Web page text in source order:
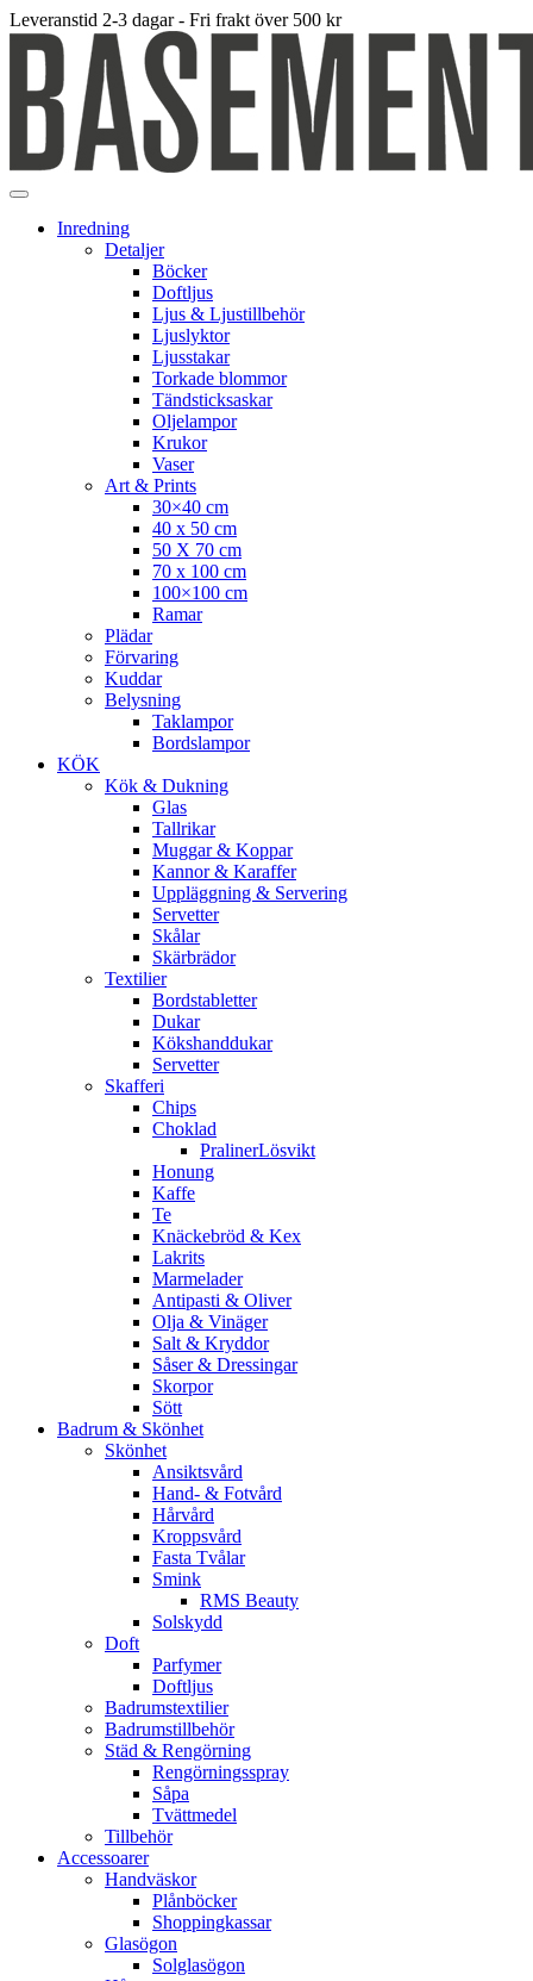
Leveranstid 2-3 dagar - Fri frakt över 500 kr
Inredning
Detaljer
Böcker
Doftljus
Ljus & Ljustillbehör
Ljuslyktor
Ljusstakar
Torkade blommor
Tändsticksaskar
Oljelampor
Krukor
Vaser
Art & Prints
30×40 cm
40 x 50 cm
50 X 70 cm
70 x 100 cm
100×100 cm
Ramar
Plädar
Förvaring
Kuddar
Belysning
Taklampor
Bordslampor
KÖK
Kök & Dukning
Glas
Tallrikar
Muggar & Koppar
Kannor & Karaffer
Uppläggning & Servering
Servetter
Skålar
Skärbrädor
Textilier
Bordstabletter
Dukar
Kökshanddukar
Servetter
Skafferi
Chips
Choklad
PralinerLösvikt
Honung
Kaffe
Te
Knäckebröd & Kex
Lakrits
Marmelader
Antipasti & Oliver
Olja & Vinäger
Salt & Kryddor
Såser & Dressingar
Skorpor
Sött
Badrum & Skönhet
Skönhet
Ansiktsvård
Hand- & Fotvård
Hårvård
Kroppsvård
Fasta Tvålar
Smink
RMS Beauty
Solskydd
Doft
Parfymer
Doftljus
Badrumstextilier
Badrumstillbehör
Städ & Rengörning
Rengörningsspray
Såpa
Tvättmedel
Tillbehör
Accessoarer
Handväskor
Plånböcker
Shoppingkassar
Glasögon
Solglasögon